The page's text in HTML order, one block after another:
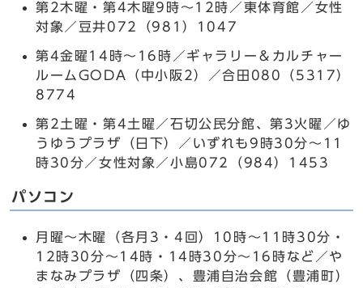
第2木曜・第4木曜9時～12時／東体育館／女性
対象／豆井072（981）1047
第4金曜14時～16時／ギャラリー＆カルチャー
ルームGODA（中小阪2）／合田080（5317）
8774
第2土曜・第4土曜／石切公民分館、第3火曜／ゆ
うゆうプラザ（日下）／いずれも9時30分～11
時30分／女性対象／小島072（984）1453
パソコン
月曜～木曜（各月3・4回）10時～11時30分・
12時30分～14時・14時30分～16時など／や
まなみプラザ（四条）、豊浦自治会館（豊浦町）